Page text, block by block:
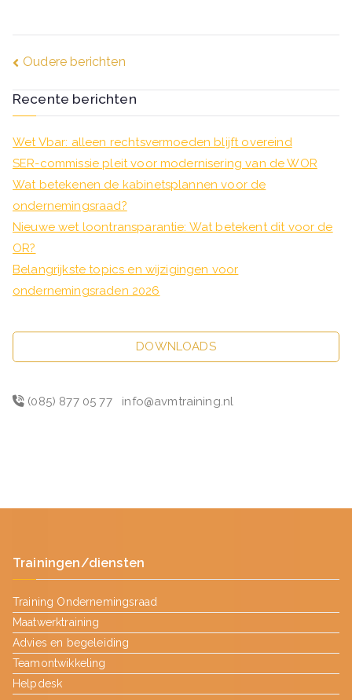
Berichtennavigatie
Oudere berichten
Recente berichten
Wet Vbar: alleen rechtsvermoeden blijft overeind
SER-commissie pleit voor modernisering van de WOR
Wat betekenen de kabinetsplannen voor de
ondernemingsraad?
Nieuwe wet loontransparantie: Wat betekent dit voor de
OR?
Belangrijkste topics en wijzigingen voor
ondernemingsraden 2026
DOWNLOADS
(085) 877 05 77 info@avmtraining.nl
Trainingen/diensten
Training Ondernemingsraad
Maatwerktraining
Advies en begeleiding
Teamontwikkeling
Helpdesk